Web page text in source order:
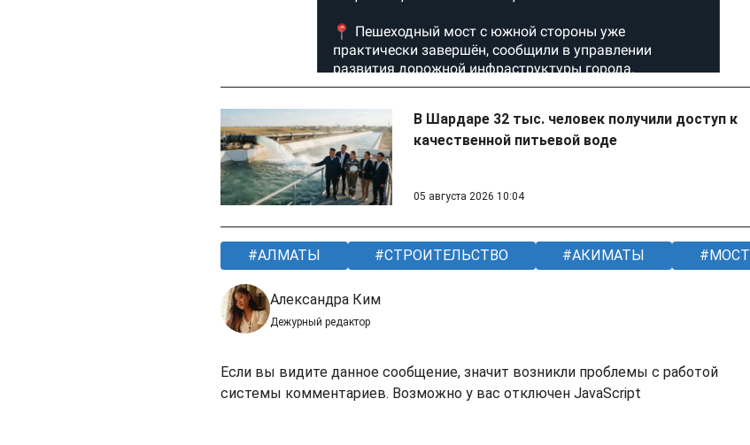
В Шардаре 32 тыс. человек получили доступ к
качественной питьевой воде
05 августа 2026 10:04
АЛМАТЫ СТРОИТЕЛЬСТВО АКИМАТЫ МОСТ
Александра Ким
Дежурный редактор
Если вы видите данное сообщение, значит возникли проблемы с работой
системы комментариев. Возможно у вас отключен JavaScript